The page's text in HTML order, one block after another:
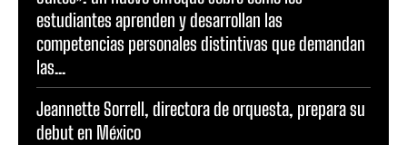
estudiantes aprenden y desarrollan las
competencias personales distintivas que demandan
las...
Jeannette Sorrell, directora de orquesta, prepara su
debut en México